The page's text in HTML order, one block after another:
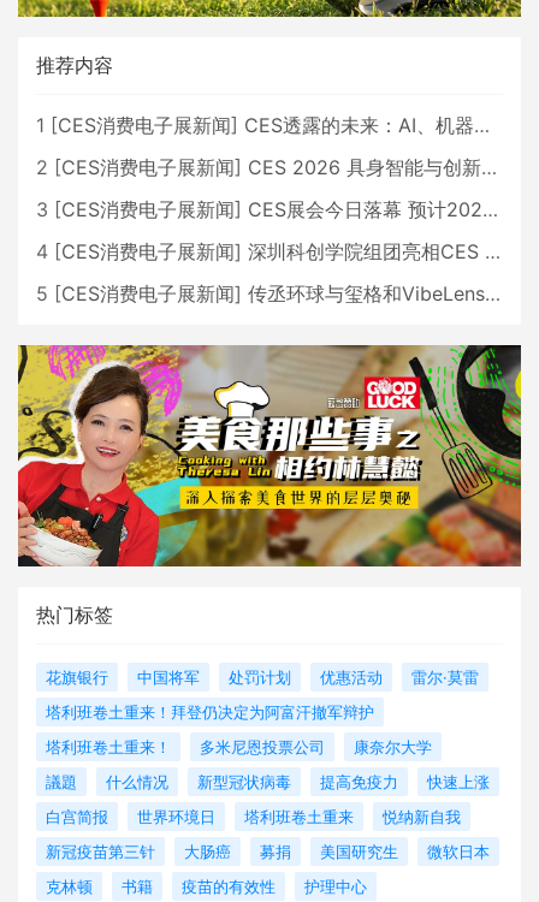
推荐内容
1 [CES消费电子展新闻] CES透露的未来：AI、机器人与智能生活大爆发
2 [CES消费电子展新闻] CES 2026 具身智能与创新领域 中国公司大放异彩
3 [CES消费电子展新闻] CES展会今日落幕 预计2026行业收入将超五千亿美元
4 [CES消费电子展新闻] 深圳科创学院组团亮相CES 广受好评
5 [CES消费电子展新闻] 传丞环球与玺格和VibeLens共同推出全新耳机
热门标签
花旗银行 中国将军 处罚计划 优惠活动
雷尔·莫雷
塔利班卷土重来！拜登仍决定为阿富汗撤军辩护
塔利班卷土重来！
多米尼恩投票公司
康奈尔大学
議題
什么情况 新型冠状病毒 提高免疫力
快速上涨
白宫简报
世界环境日 塔利班卷土重来
悦纳新自我
新冠疫苗第三针
大肠癌 募捐 美国研究生
微软日本
克林顿
书籍 疫苗的有效性
护理中心